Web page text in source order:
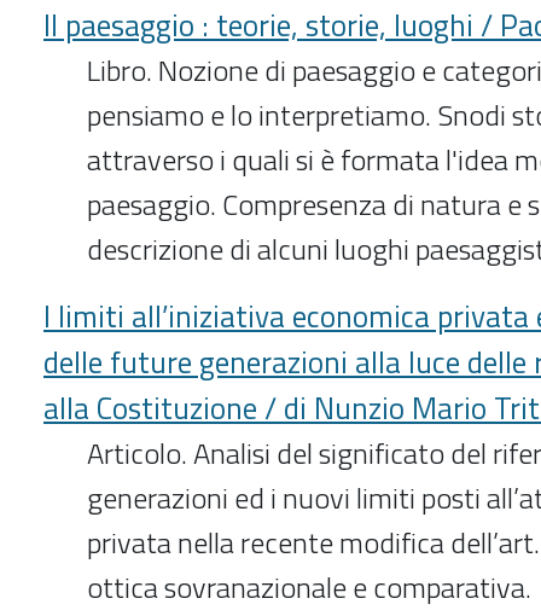
Il paesaggio : teorie, storie, luoghi /
Libro. Nozione di paesaggio e
pensiamo e lo interpretiamo. Snodi
attraverso i quali si è formata l'idea
paesaggio. Compresenza di natura
descrizione di alcuni luoghi
I limiti all’iniziativa economica privata
delle future generazioni alla luce
alla Costituzione / di Nunzio Mario
Articolo. Analisi del significato del
generazioni ed i nuovi limiti posti
privata nella recente modifica
ottica sovranazionale e comparativa.